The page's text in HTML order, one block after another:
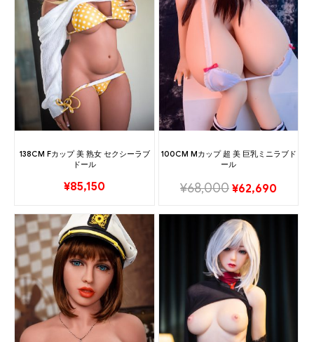
138CM Fカップ 美 熟女 セクシーラブ
ドール
¥85,150
100CM Mカップ 超 美 巨乳ミニラブド
ール
¥68,000 ¥62,690